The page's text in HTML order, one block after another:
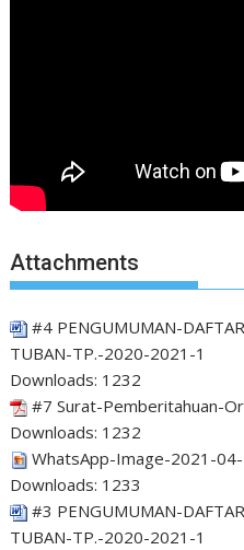
Attachments
#4 PENGUMUMAN-
TUBAN-TP.-2020-2021-1
Downloads: 1232
#7 Surat-Pemberitahuan-
Downloads: 1232
WhatsApp-Image-2021-
Downloads: 1233
#3 PENGUMUMAN-
TUBAN-TP.-2020-2021-1